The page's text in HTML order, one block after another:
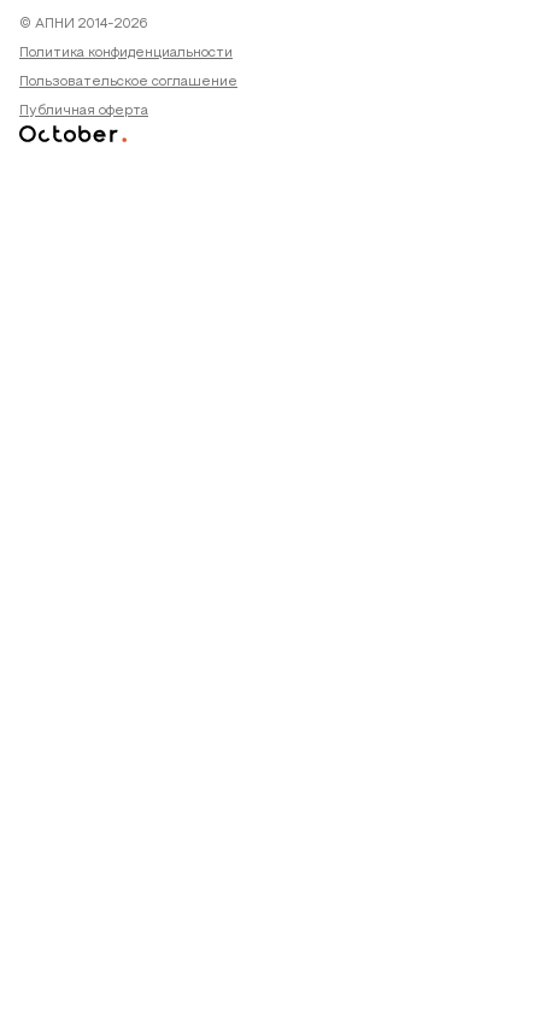
© АПНИ 2014-2026
Политика конфиденциальности
Пользовательское соглашение
Публичная оферта